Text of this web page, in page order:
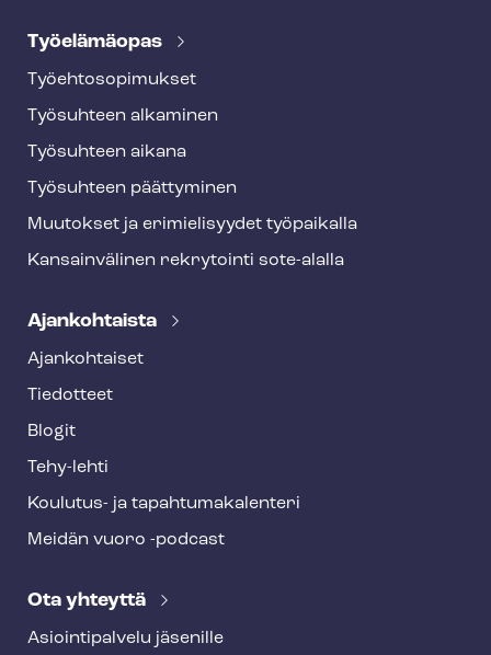
Työelämäopas
Työ­eh­to­so­pi­muk­set
Työsuhteen alkaminen
Työsuhteen aikana
Työsuhteen päättyminen
Muutokset ja erimielisyydet työpaikalla
Kansainvälinen rekrytointi sote-alalla
Ajankohtaista
Ajankohtaiset
Tiedotteet
Blogit
Tehy-lehti
Koulutus- ja ta­pah­tu­ma­ka­len­te­ri
Meidän vuoro -podcast
Ota yhteyttä
Asioin­ti­pal­ve­lu jäsenille